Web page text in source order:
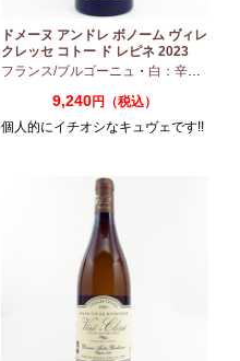
・ピノノワール
ドメーヌ アンドレ ボノーム ヴィレ
クレッセ コトー ド レピネ 2023
750ml
フランス/ブルゴーニュ ・ 白：辛口
9,240円（税込）
個人的にイチオシなキュヴェです!!